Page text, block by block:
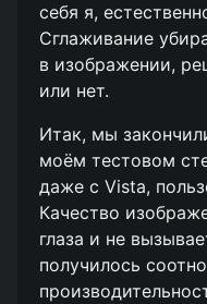
себя я,
Сглаживание
в изображении,
или нет.
Итак, мы
моём тестовом
даже с Vista,
Качество
глаза и не
получилось